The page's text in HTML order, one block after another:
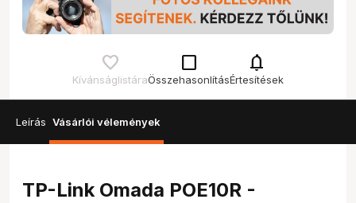
Kívánságlistára
check_box_outline_blank
Összehasonlítás
notifications
Értesítések
Leírás Vásárlói vélemények
TP-Link Omada POE10R -